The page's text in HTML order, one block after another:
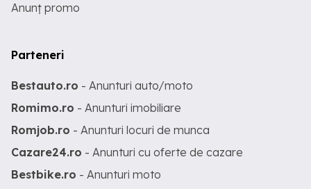
Anunț promo
Parteneri
Bestauto.ro - Anunturi auto/moto
Romimo.ro - Anunturi imobiliare
Romjob.ro - Anunturi locuri de munca
Cazare24.ro - Anunturi cu oferte de cazare
Bestbike.ro - Anunturi moto